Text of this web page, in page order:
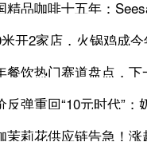
精品咖啡十五年：
、M Stand为何结出了不
开2家店，火锅鸡成
餐饮热门赛道盘点，下
反弹重回“10元时代”；
价格现回暖迹象
茉莉花供应链告急！涨